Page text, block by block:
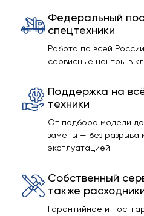
Федеральный
спецтехники
Работа по всей
сервисные центры в
Поддержка на
техники
От подбора модели
замены — без разрыва
эксплуатацией.
Собственный
также
Гарантийное и